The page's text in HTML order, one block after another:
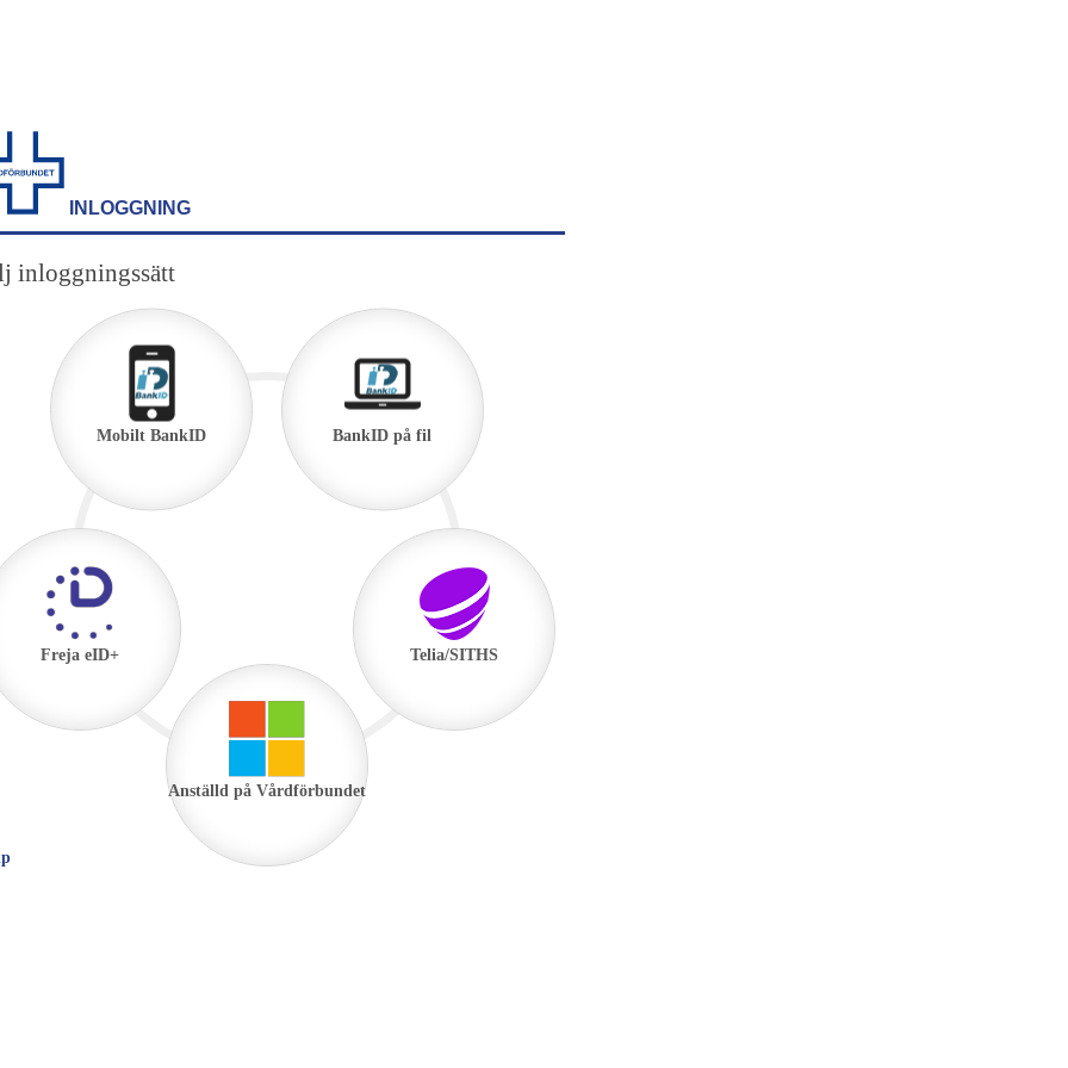
INLOGGNING
inloggningssätt
Mobilt BankID BankID på fil
Telia/SITHS
Anställd på Vårdförbundet
Freja eID+